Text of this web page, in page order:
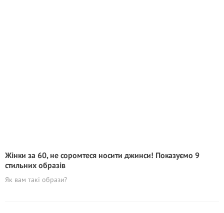
Жінки за 60, не соромтеся носити джинси! Показуємо 9
стильних образів
Як вам такі образи?